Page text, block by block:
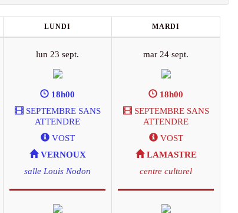
LUNDI MARDI
lun 23 sept.
18h00
SEPTEMBRE SANS
ATTENDRE
VOST
VERNOUX
salle Louis Nodon
mar 24 sept.
18h00
SEPTEMBRE SANS
ATTENDRE
VOST
LAMASTRE
centre culturel